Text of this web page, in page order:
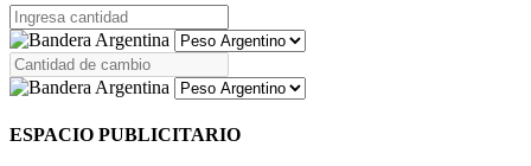
ESPACIO PUBLICITARIO